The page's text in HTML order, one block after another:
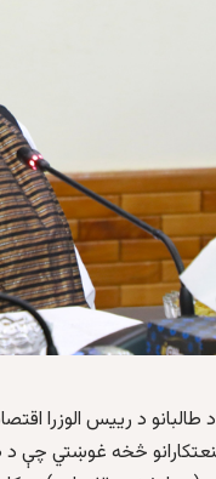
طالبانو د رییس الوزرا
څخه غوښتي چې د